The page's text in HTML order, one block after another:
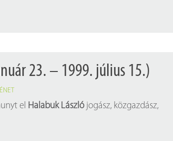
23. – 1999. július 15.)
el Halabuk László jogász, közgazdász,